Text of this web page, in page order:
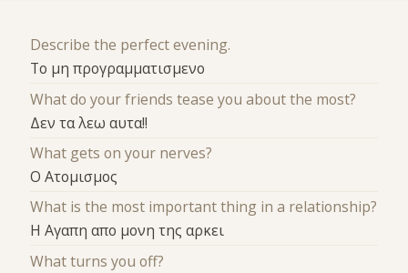
Describe the perfect evening.
Το μη προγραμματισμενο
What do your friends tease you about the most?
Δεν τα λεω αυτα!!
What gets on your nerves?
Ο Ατομισμος
What is the most important thing in a relationship?
Η Αγαπη απο μονη της αρκει
What turns you off?